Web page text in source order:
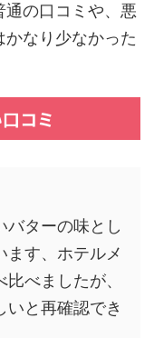
の口コミや、 悪
なり少なかった
コミ
バターの味とし
ます、ホテルメ
べましたが、
いと再確認でき